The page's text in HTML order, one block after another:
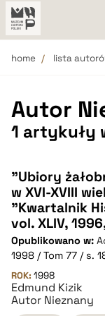
home lista
Autor
1 artykuły
"Ubiory
w XVI-XVIII
"Kwartalnik
vol. XLIV,
Opublikowano w:
1998 / Tom 77 / s.
ROK: 1998
Edmund Kizik
Autor Nieznany